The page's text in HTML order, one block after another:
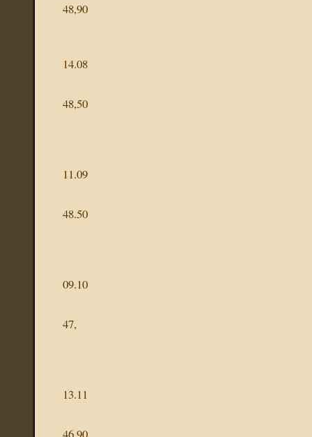
48,90
14.08
48,50
11.09
48.50
09.10
47,
13.11